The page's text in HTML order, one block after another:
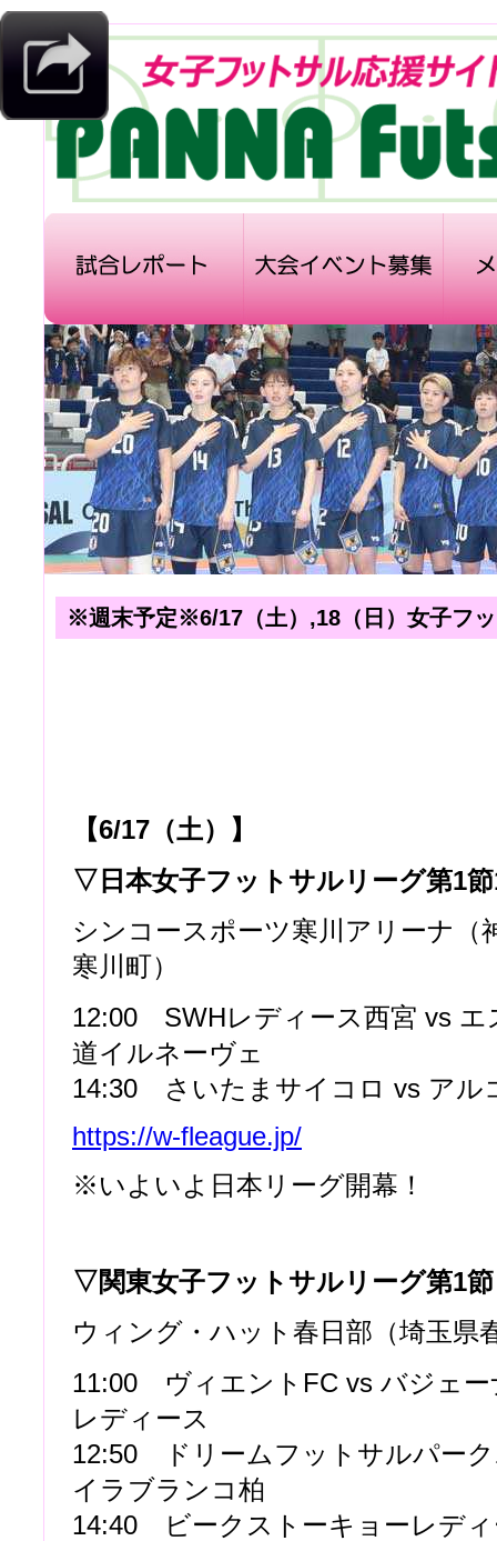
※週末予定※6/17（土）,18（日）女子フ
【6/17（土）】
▽日本女子フットサルリーグ第1
シンコースポーツ寒川アリーナ（
寒川町）
12:00 SWHレディース西宮 vs エ
道イルネーヴェ
14:30 さいたまサイコロ vs アル
https://w-fleague.jp/
※いよいよ日本リーグ開幕！
▽関東女子フットサルリーグ第1節
ウィング・ハット春日部（埼玉県
11:00 ヴィエントFC vs バジェー
レディース
12:50 ドリームフットサルパー
イラブランコ柏
14:40 ビークストーキョーレデ